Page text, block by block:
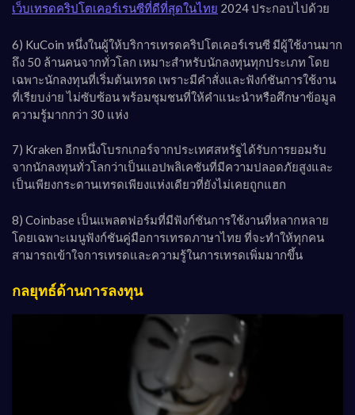
เว็บเทรดคริปโตเคอร์เรนซีที่ดีที่สุดในไทย 2024 ประกอบไปด้วย
6) KuCoin หนึ่งในผู้ให้บริการเทรดคริปโตเคอร์เรนซี มีผู้ใช้งานมาก
ถึง 50 ล้านคนจากทั่วโลก เหมาะสำหรับนักลงทุนทุกประเภท โดย
เฉพาะนักลงทุนที่เริ่มต้นเทรด เพราะมีคำสั่งและฟังก์ชันการใช้งาน
ที่เรียบง่าย ไม่ซับซ้อน พร้อมชุมชนที่ให้คำแนะนำหรือศึกษาข้อมูล
ความรู้มากกว่า 30 แห่ง
7) Kraken อีกหนึ่งโบรกเกอร์จากประเทศสหรัฐได้รับการยอมรับ
จากนักลงทุนทั่วโลกว่าเป็นแอปพลิเคชันที่มีความปลอดภัยสูงและ
เป็นเพียงกระดานเทรดเพียงแห่งเดียวที่ยังไม่เคยถูกแฮก
8) Coinbase เป็นแพลตฟอร์มที่มีฟังก์ชันการใช้งานที่หลากหลาย
โดยเฉพาะเมนูฟังก์ชันคู่มือการเทรดภาษาไทย ที่จะทำให้ทุกคน
สามารถเข้าใจการเทรดและความรู้ในการเทรดเพิ่มมากขึ้น
กลยุทธ์ด้านการลงทุน